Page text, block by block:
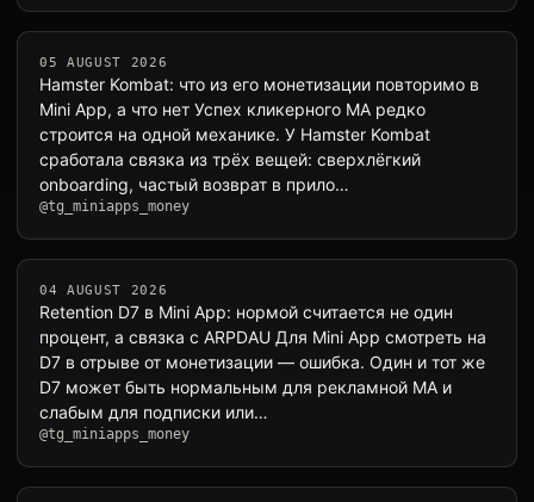
05 AUGUST 2026
Hamster Kombat: что из его монетизации повторимо в
Mini App, а что нет Успех кликерного MA редко
строится на одной механике. У Hamster Kombat
сработала связка из трёх вещей: сверхлёгкий
onboarding, частый возврат в прило…
@tg_miniapps_money
04 AUGUST 2026
Retention D7 в Mini App: нормой считается не один
процент, а связка с ARPDAU Для Mini App смотреть на
D7 в отрыве от монетизации — ошибка. Один и тот же
D7 может быть нормальным для рекламной MA и
слабым для подписки или…
@tg_miniapps_money